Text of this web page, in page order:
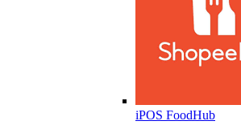
iPOS FoodHub